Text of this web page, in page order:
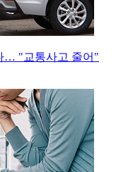
… "교통사고 줄어"